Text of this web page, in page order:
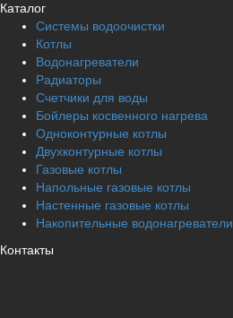
Каталог
Системы водоочистки
Котлы
Водонагреватели
Радиаторы
Cчетчики для воды
Бойлеры косвенного нагрева
Одноконтурные котлы
Двухконтурные котлы
Газовые котлы
Напольные газовые котлы
Настенные газовые котлы
Накопительные водонагреватели
Контакты